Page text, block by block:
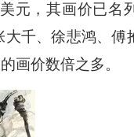
元，其画价已名
千、徐悲鸿、傅
画价数倍之多。